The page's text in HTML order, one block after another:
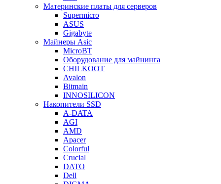
Материнские платы для серверов
Supermicro
ASUS
Gigabyte
Майнеры Asic
MicroBT
Оборудование для майнинга
CHILKOOT
Avalon
Bitmain
INNOSILICON
Накопители SSD
A-DATA
AGI
AMD
Apacer
Colorful
Crucial
DATO
Dell